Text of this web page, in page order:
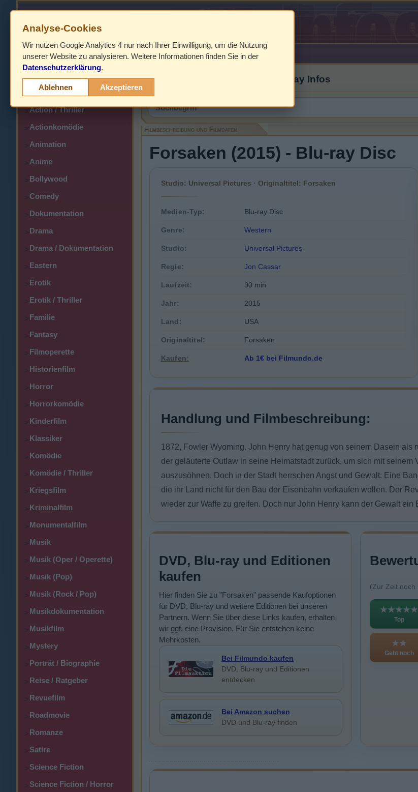
HOME
>
> Action
>Action / Thriller
>Actionkomödie
>Animation
>Anime
>Bollywood
>Comedy
>Dokumentation
>Drama
>Drama / Dokumentation
>Eastern
>Erotik
>Erotik / Thriller
>Familie
>Fantasy
>Filmoperette
>Historienfilm
>Horror
>Horrorkomödie
>Kinderfilm
>Klassiker
>Komödie
>Komödie / Thriller
>Kriegsfilm
>Kriminalfilm
>Monumentalfilm
>Musik
>Musik (Oper / Operette)
>Musik (Pop)
>Musik (Rock / Pop)
>Musikdokumentation
>Musikfilm
>Mystery
>Porträt / Biographie
>Reise / Ratgeber
>Revuefilm
>Roadmovie
>Romanze
>Satire
>Science Fiction
>Science Fiction / Horror
Filmbeschreibung, Cover & Blu-ray Infos
Filmbeschreibung und Filmdaten
Forsaken (2015) - Blu-ray Disc
Studio: Universal Pictures · Originaltitel: Forsaken
Medien-Typ: Blu-ray Disc
Genre: Western
Studio: Universal Pictures
Regie: Jon Cassar
Laufzeit: 90 min
Jahr: 2015
Land: USA
Originaltitel: Forsaken
Kaufen: Ab 1€ bei Filmundo.de
Handlung und Filmbeschreibung:
1872, Fowler Wyoming. John Henry hat genug von seinem Dasein als
der geläuterte Outlaw in seine Heimatstadt zurück, um sich mit seinem
auszusöhnen. Doch in der Stadt herrschen Angst und Gewalt: Eine
die ihr Land nicht für den Bau der Eisenbahn verkaufen wollen. Der
wieder zur Waffe zu greifen. Doch nur John Henry kann der Gewalt ein
DVD, Blu-ray und Editionen
kaufen
Hier finden Sie zu "Forsaken" passende Kaufoptionen
für DVD, Blu-ray und weitere Editionen bei unseren
Partnern. Wenn Sie über diese Links kaufen, erhalten
wir ggf. eine Provision. Für Sie entstehen keine
Mehrkosten.
Bei Filmundo kaufen
DVD, Blu-ray und Editionen
entdecken
Bei Amazon suchen
DVD und Blu-ray finden
(Zur Zeit noch
★★★★★
Top
★★
Geht noch
Analyse-Cookies
Wir nutzen Google Analytics 4 nur nach Ihrer Einwilligung, um die Nutzung
unserer Website zu analysieren. Weitere Informationen finden Sie in der
Datenschutzerklärung.
Ablehnen Akzeptieren